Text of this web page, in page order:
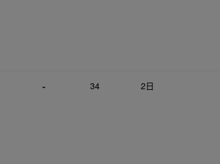
- 34 2日